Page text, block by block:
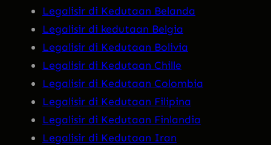
Legalisir di Kedutaan Belanda
Legalisir di kedutaan Belgia
Legalisir di Kedutaan Bolivia
Legalisir di Kedutaan Chille
Legalisir di Kedutaan Colombia
Legalisir di Kedutaan Filipina
Legalisir di Kedutaan Finlandia
Legalisir di Kedutaan Iran